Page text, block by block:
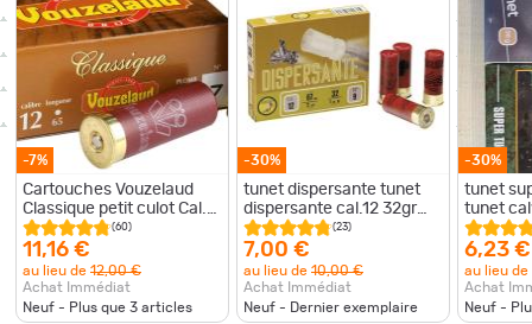
-7%
Cartouches Vouzelaud
Classique petit culot Cal.
12 65 bte de 10
(60)
11,16 €
au lieu de 12,00 €
Achat Immédiat
Neuf - Plus que 3 articles
-30%
tunet dispersante tunet
dispersante cal.12 32gr
n°8 * 10
(23)
7,00 €
au lieu de 10,00 €
Achat Immédiat
Neuf - Dernier exemplaire
-30%
tunet
tunet
6,23 €
au lieu de
Achat
Neuf -